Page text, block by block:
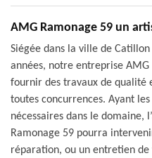
AMG Ramonage 59 un
Siégée dans la ville de
années, notre entreprise
fournir des travaux de qualité
toutes concurrences. Ayant
nécessaires dans le domaine,
Ramonage 59 pourra
réparation, ou un entretien